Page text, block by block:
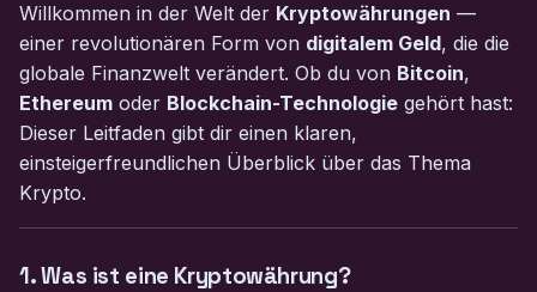
Willkommen in der Welt der Kryptowährungen —
einer revolutionären Form von digitalem Geld, die die
globale Finanzwelt verändert. Ob du von Bitcoin,
Ethereum oder Blockchain-Technologie gehört hast:
Dieser Leitfaden gibt dir einen klaren,
einsteigerfreundlichen Überblick über das Thema
Krypto.
1. Was ist eine Kryptowährung?